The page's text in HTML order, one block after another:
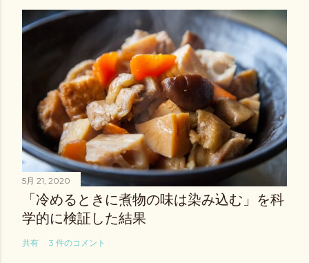
5月 21, 2020
「冷めるときに煮物の味は染み込む」を科
学的に検証した結果
共有 3 件のコメント